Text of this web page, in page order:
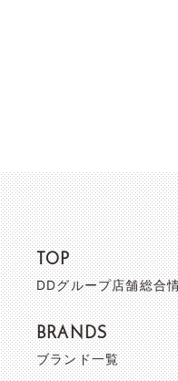
TOP
DDグループ店舗総合
BRANDS
ブランド一覧